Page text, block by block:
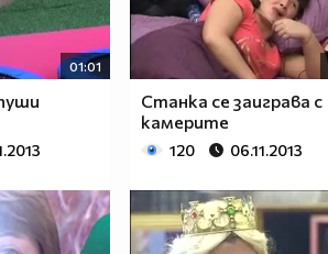
01:01
Станка се заиграва с
камерите
120 06.11.2013